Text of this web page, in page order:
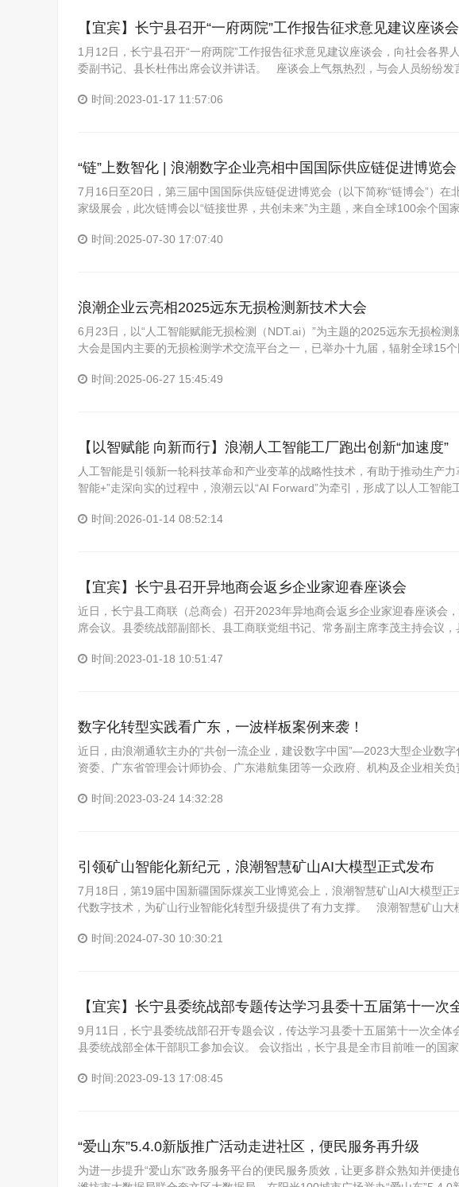
【宜宾】长宁县召开“一府两院”工作报告征求意见建议座谈会
1月12日，长宁县召开“一府两院”工作报告征求意见建议座谈会，向社会各界
委副书记、县长杜伟出席会议并讲话。 座谈会上气氛热烈，与会人员纷纷
时间:2023-01-17 11:57:06
“链”上数智化 | 浪潮数字企业亮相中国国际供应链促进博览会
7月16日至20日，第三届中国国际供应链促进博览会（以下简称“链博会”）
家级展会，此次链博会以“链接世界，共创未来”为主题，来自全球100余个国
时间:2025-07-30 17:07:40
浪潮企业云亮相2025远东无损检测新技术大会
6月23日，以“人工智能赋能无损检测（NDT.ai）”为主题的2025远东无损检
大会是国内主要的无损检测学术交流平台之一，已举办十九届，辐射全球15
时间:2025-06-27 15:45:49
【以智赋能 向新而行】浪潮人工智能工厂跑出创新“加速度”
人工智能是引领新一轮科技革命和产业变革的战略性技术，有助于推动生产
智能+”走深向实的过程中，浪潮云以“AI Forward”为牵引，形成了以人工智
时间:2026-01-14 08:52:14
【宜宾】长宁县召开异地商会返乡企业家迎春座谈会
近日，长宁县工商联（总商会）召开2023年异地商会返乡企业家迎春座谈会
席会议。县委统战部副部长、县工商联党组书记、常务副主席李茂主持会议
时间:2023-01-18 10:51:47
数字化转型实践看广东，一波样板案例来袭！
近日，由浪潮通软主办的“共创一流企业，建设数字中国”—2023大型企业数
资委、广东省管理会计师协会、广东港航集团等一众政府、机构及企业相关
时间:2023-03-24 14:32:28
引领矿山智能化新纪元，浪潮智慧矿山AI大模型正式发布
7月18日，第19届中国新疆国际煤炭工业博览会上，浪潮智慧矿山AI大模型
代数字技术，为矿山行业智能化转型升级提供了有力支撑。 浪潮智慧矿山
时间:2024-07-30 10:30:21
【宜宾】长宁县委统战部专题传达学习县委十五届第十一次
9月11日，长宁县委统战部召开专题会议，传达学习县委十五届第十一次全体
县委统战部全体干部职工参加会议。 会议指出，长宁县是全市目前唯一的国
时间:2023-09-13 17:08:45
“爱山东”5.4.0新版推广活动走进社区，便民服务再升级
为进一步提升“爱山东”政务服务平台的便民服务质效，让更多群众熟知并便捷